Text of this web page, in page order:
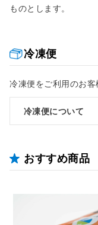
冷凍便
冷凍便をご利用のお客
冷凍便について
おすすめ商品
ものとします。